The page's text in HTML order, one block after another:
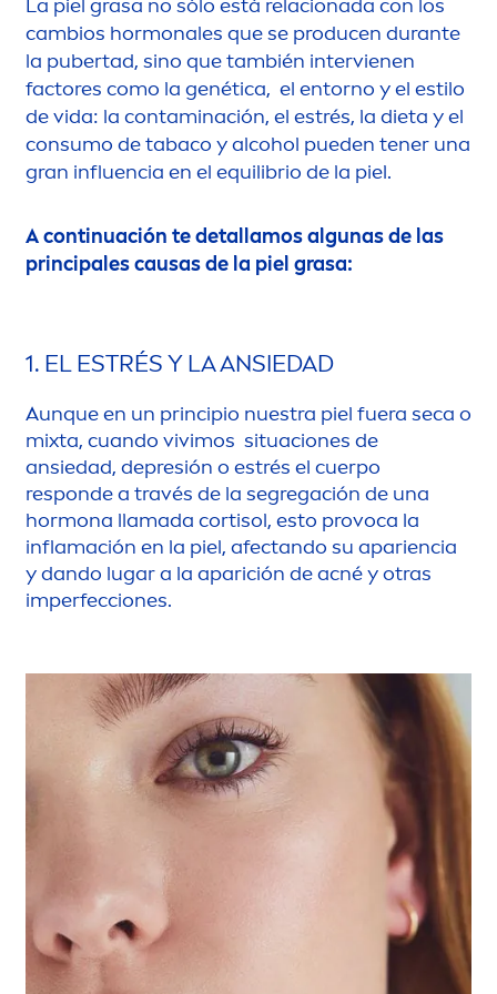
La piel grasa no sólo está relacionada con los
cambios hormonales que se producen durante
la pubertad, sino que también intervienen
factores como la genética, el entorno y el estilo
de vida: la contaminación, el estrés, la dieta y el
consumo de tabaco y alcohol pueden tener una
gran influencia en el equilibrio de la piel.
A continuación te detallamos algunas de las
principales causas de la piel grasa:
1. EL ESTRÉS Y LA ANSIEDAD
Aunque en un principio nuestra piel fuera seca o
mixta, cuando vivimos situaciones de
ansiedad, depresión o estrés el cuerpo
responde a través de la segregación de una
hormona llamada cortisol, esto provoca la
inflamación en la piel, afectando su apariencia
y dando lugar a la aparición de acné y otras
imperfecciones.